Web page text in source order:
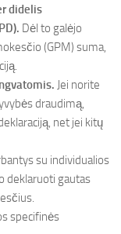
didelis
Dėl to galėjo
(GPM) suma,
Jei norite
draudimą,
net jei kitų
su individualios
deklaruoti gautas
specifinės